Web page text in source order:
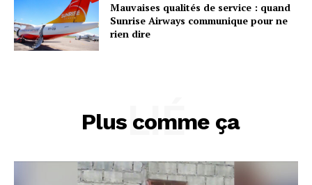
Mauvaises qualités de service : quand
Sunrise Airways communique pour ne
rien dire
Plus comme ça
LIÉ